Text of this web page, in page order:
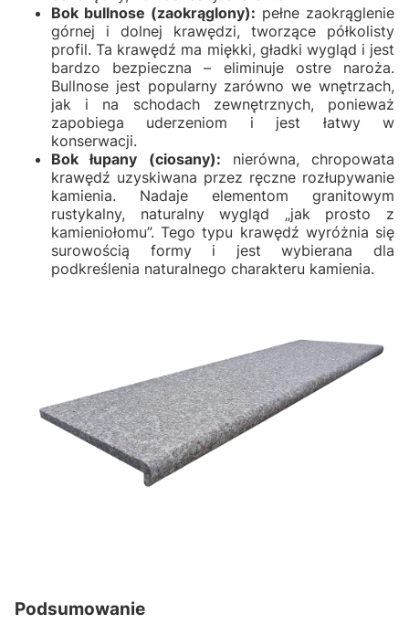
Bok bullnose (zaokrąglony): pełne zaokrąglenie
górnej i dolnej krawędzi, tworzące półkolisty
profil. Ta krawędź ma miękki, gładki wygląd i jest
bardzo bezpieczna – eliminuje ostre naroża.
Bullnose jest popularny zarówno we wnętrzach,
jak i na schodach zewnętrznych, ponieważ
zapobiega uderzeniom i jest łatwy w
konserwacji.
Bok łupany (ciosany): nierówna, chropowata
krawędź uzyskiwana przez ręczne rozłupywanie
kamienia. Nadaje elementom granitowym
rustykalny, naturalny wygląd „jak prosto z
kamieniołomu”. Tego typu krawędź wyróżnia się
surowością formy i jest wybierana dla
podkreślenia naturalnego charakteru kamienia.
Podsumowanie